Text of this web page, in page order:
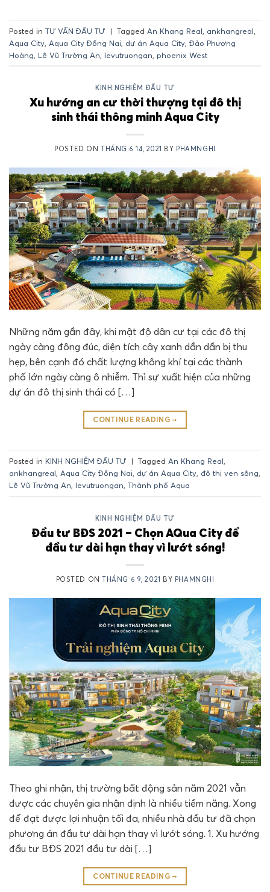
Posted in TƯ VẤN ĐẦU TƯ | Tagged An Khang Real ankhangreal
Aqua City Aqua City Đồng Nai dự án Aqua City ,Đảo Phượng
Hoàng Lê Vũ Trường An levutruongan phoenix West
KINH NGHIỆM ĐẦU TƯ
Xu hướng an cư thời thượng tại đô thị
sinh thái thông minh Aqua City
POSTED ON THÁNG 6 14, 2021 BY PHAMNGHI
Những năm gần đây, khi mật độ dân cư tại các đô thị
ngày càng đông đúc, diện tích cây xanh dần dần bị thu
hẹp, bên cạnh đó chất lượng không khí tại các thành
phố lớn ngày càng ô nhiễm. Thì sự xuất hiện của những
dự án đô thị sinh thái có […]
CONTINUE READING →
Posted in KINH NGHIỆM ĐẦU TƯ | Tagged An Khang Real,
ankhangreal, Aqua City Đồng Nai, dự án Aqua City, đô thị ven sông,
Lê Vũ Trường An, levutruongan, Thành phố Aqua
KINH NGHIỆM ĐẦU TƯ
Đầu tư BĐS 2021 – Chọn AQua City để
đầu tư dài hạn thay vì lướt sóng!
POSTED ONTHÁNG 6 9, 2021 BY PHAMNGHI
Theo ghi nhận, thị trường bất động sản năm 2021 vẫn
được các chuyên gia nhận định là nhiều tiềm năng. Xong
để đạt được lợi nhuận tối đa, nhiều nhà đầu tư đã chọn
phương án đầu tư dài hạn thay vì lướt sóng. 1. Xu hướng
đầu tư BĐS 2021 đầu tư dài […]
CONTINUE READING →